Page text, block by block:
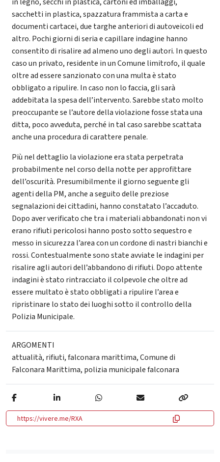
sacchetti in plastica, spazzatura frammista a carta e
documenti cartacei, due targhe anteriori di autoveicoli ed
altro. Pochi giorni di seria e capillare indagine hanno
consentito di risalire ad almeno uno degli autori. In questo
caso un privato, residente in un Comune limitrofo, il quale
oltre ad essere sanzionato con una multa è stato
obbligato a ripulire. In caso non lo faccia, gli sarà
addebitata la spesa dell’intervento. Sarebbe stato molto
preoccupante se l’autore della violazione fosse stata una
ditta, poco avveduta, perché in tal caso sarebbe scattata
anche una procedura di carattere penale.
Più nel dettaglio la violazione era stata perpetrata
probabilmente nel corso della notte per approfittare
dell’oscurità. Presumibilmente il giorno seguente gli
agenti della PM, anche a seguito delle preziose
segnalazioni dei cittadini, hanno constatato l’accaduto.
Dopo aver verificato che tra i materiali abbandonati non vi
erano rifiuti pericolosi hanno posto sotto sequestro e
messo in sicurezza l’area con un cordone di nastri bianchi e
rossi. Contestualmente sono state avviate le indagini per
risalire agli autori dell’abbandono di rifiuti. Dopo attente
indagini è stato rintracciato il colpevole che oltre ad
essere multato è stato obbligati a ripulire l’area e
ripristinare lo stato dei luoghi sotto il controllo della
Polizia Municipale.
ARGOMENTI
attualità, rifiuti,falconara marittima,Comune di
Falconara Marittima, polizia municipale falconara
https://vivere.me/RXA